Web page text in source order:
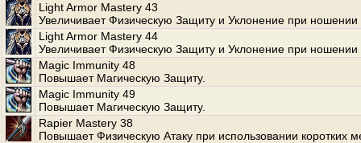
Light Armor Mastery 43
Увеличивает Физическую Защиту и Уклонение при ношении
Light Armor Mastery 44
Увеличивает Физическую Защиту и Уклонение при ношении
Magic Immunity 48
Повышает Магическую Защиту.
Magic Immunity 49
Повышает Магическую Защиту.
Rapier Mastery 38
Повышает Физическую Атаку при использовании коротких